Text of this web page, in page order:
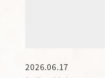
投稿日
2026.06.17